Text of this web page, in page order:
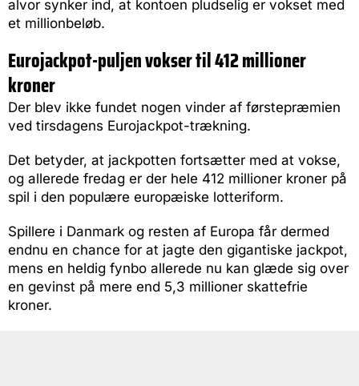
alvor synker ind, at kontoen pludselig er vokset med
et millionbeløb.
Eurojackpot-puljen vokser til 412 millioner
kroner
Der blev ikke fundet nogen vinder af førstepræmien
ved tirsdagens Eurojackpot-trækning.
Det betyder, at jackpotten fortsætter med at vokse,
og allerede fredag er der hele 412 millioner kroner på
spil i den populære europæiske lotteriform.
Spillere i Danmark og resten af Europa får dermed
endnu en chance for at jagte den gigantiske jackpot,
mens en heldig fynbo allerede nu kan glæde sig over
en gevinst på mere end 5,3 millioner skattefrie
kroner.